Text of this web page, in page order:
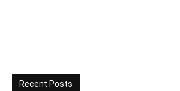
Recent Posts